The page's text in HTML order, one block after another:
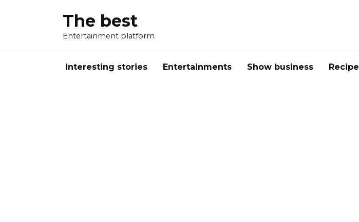
The best
Entertainment platform
Interesting stories Entertainments Show business Recipe